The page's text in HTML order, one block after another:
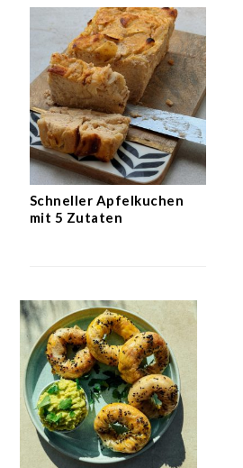
Schneller Apfelkuchen
mit 5 Zutaten